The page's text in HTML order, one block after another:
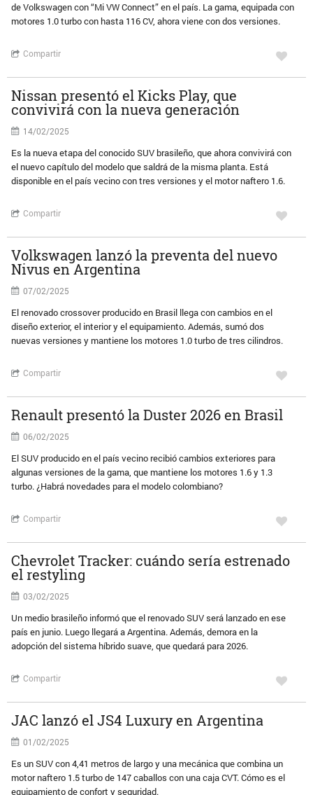
de Volkswagen con “Mi VW Connect” en el país. La gama, equipada con
motores 1.0 turbo con hasta 116 CV, ahora viene con dos versiones.
Compartir
Nissan presentó el Kicks Play, que
convivirá con la nueva generación
14/02/2025
Es la nueva etapa del conocido SUV brasileño, que ahora convivirá con
el nuevo capítulo del modelo que saldrá de la misma planta. Está
disponible en el país vecino con tres versiones y el motor naftero 1.6.
Compartir
Volkswagen lanzó la preventa del nuevo
Nivus en Argentina
07/02/2025
El renovado crossover producido en Brasil llega con cambios en el
diseño exterior, el interior y el equipamiento. Además, sumó dos
nuevas versiones y mantiene los motores 1.0 turbo de tres cilindros.
Compartir
Renault presentó la Duster 2026 en Brasil
06/02/2025
El SUV producido en el país vecino recibió cambios exteriores para
algunas versiones de la gama, que mantiene los motores 1.6 y 1.3
turbo. ¿Habrá novedades para el modelo colombiano?
Compartir
Chevrolet Tracker: cuándo sería estrenado
el restyling
03/02/2025
Un medio brasileño informó que el renovado SUV será lanzado en ese
país en junio. Luego llegará a Argentina. Además, demora en la
adopción del sistema híbrido suave, que quedará para 2026.
Compartir
JAC lanzó el JS4 Luxury en Argentina
01/02/2025
Es un SUV con 4,41 metros de largo y una mecánica que combina un
motor naftero 1.5 turbo de 147 caballos con una caja CVT. Cómo es el
equipamiento de confort y seguridad.